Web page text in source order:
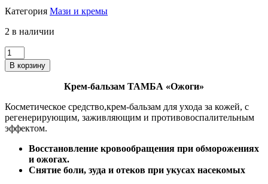
Категория Мази и кремы
2 в наличии
Количество
Крем-
бальзам
75г
В корзину
Крем-бальзам ТАМБА «Ожоги»
Косметическое средство,крем-бальзам для ухода за кожей, с
регенерирующим, заживляющим и противовоспалительным
эффектом.
Восстановление кровообращения при обморожениях
и ожогах.
Снятие боли, зуда и отеков при укусах насекомых